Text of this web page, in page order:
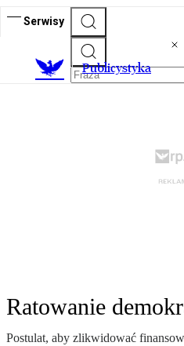
Serwisy
Publicystyka
Ratowanie
Postulat, aby zlikwidować